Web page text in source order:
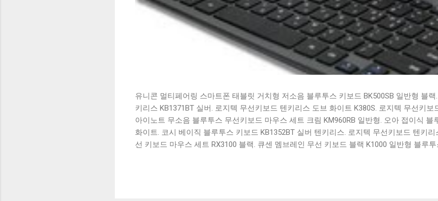
유니콘 멀티페어링 스마트폰 태블릿 거치형 저소음 블루투스 키보드 BK500SB 일반형 블
키리스 KB1371BT 실버. 로지텍 무선키보드 텐키리스 도브 화이트 K380S. 로지텍 무선키보
아이노트 무소음 블루투스 무선키보드 마우스 세트 크림 KM960RB 일반형. 오아 접이식 블
화이트. 코시 베이직 블루투스 키보드 KB1352BT 실버 텐키리스. 로지텍 무선키보드 텐키
선 키보드 마우스 세트 RX3100 블랙. 큐센 멤브레인 무선 키보드 블랙 K1000 일반형 블루